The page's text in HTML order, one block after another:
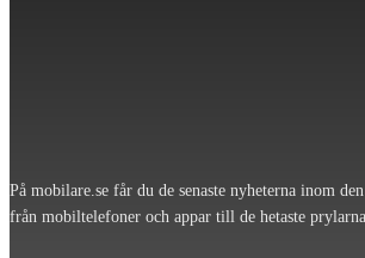
På mobilare.se får du de senaste nyheterna inom
från mobiltelefoner och appar till de hetaste